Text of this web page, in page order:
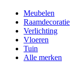
Meubelen
Raamdecoratie
Verlichting
Vloeren
Tuin
Alle merken